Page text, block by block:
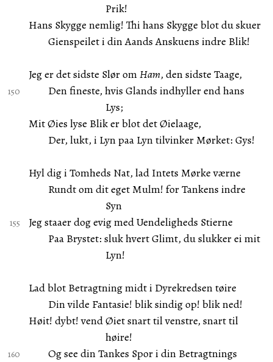
Prik!
Hans Skygge nemlig! Thi hans Skygge blot du skuer
Gienspeilet i din Aands Anskuens indre Blik!
Jeg er det sidste Slør omHam, den sidste Taage,
Den fineste, hvis Glands indhyller end hans
Lys;
Mit Øies lyse Blik er blot det Øielaage,
Der, lukt, i Lyn paa Lyn tilvinker Mørket: Gys!
Hyl dig i Tomheds Nat, lad Intets Mørke værne
Rundt om dit eget Mulm! for Tankens indre
Syn
Jeg staaer dog evig med Uendeligheds Stierne
Paa Brystet: sluk hvert Glimt, du slukker ei mit
Lyn!
Lad blot Betragtning midt i Dyrekredsen tøire
Din vilde Fantasie! blik sindig op! blik ned!
Høit! dybt! vend Øiet snart til venstre, snart til
høire!
Og see din Tankes Spor i din Betragtnings